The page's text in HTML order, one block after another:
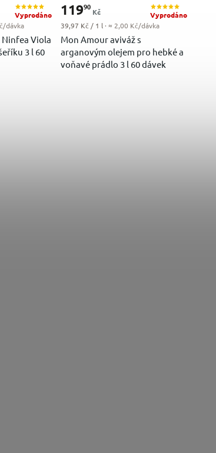
Viola
3 l 60
Vyprodáno
dávka
Mon Amour aviváž s
arganovým olejem pro hebké a
voňavé prádlo 3 l 60 dávek
Vyprodáno
11990
Kč
Měrná cena:
39,97 Kč / 1 l · ≈ 2,00 Kč/dávka